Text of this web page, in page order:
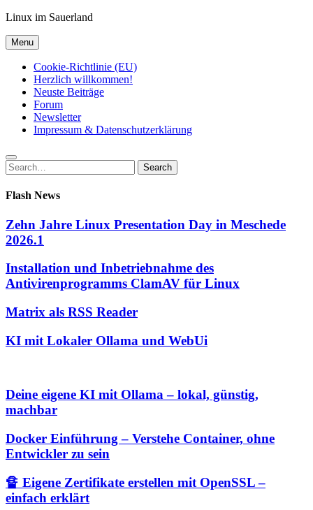
Linux im Sauerland
Menu
Cookie-Richtlinie (EU)
Herzlich willkommen!
Neuste Beiträge
Forum
Newsletter
Impressum & Datenschutzerklärung
Search
for:
Search
Flash News
Zehn Jahre Linux Presentation Day in Meschede
2026.1
Installation und Inbetriebnahme des
Antivirenprogramms ClamAV für Linux
Matrix als RSS Reader
KI mit Lokaler Ollama und WebUi
Deine eigene KI mit Ollama – lokal, günstig,
machbar
Docker Einführung – Verstehe Container, ohne
Entwickler zu sein
🔏 Eigene Zertifikate erstellen mit OpenSSL –
einfach erklärt